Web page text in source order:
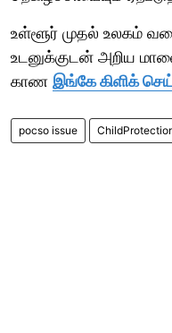
உள்ளூர் முதல் உலகம்
உடனுக்குடன் அறிய
காண இங்கே கிளிக்
pocso issue